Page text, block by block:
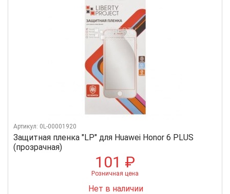
Защитная пленка "LP" для Huawei Honor 6 PLUS
(прозрачная)
Артикул: 0L-00001920
101 ₽
Розничная цена
Нет в наличии